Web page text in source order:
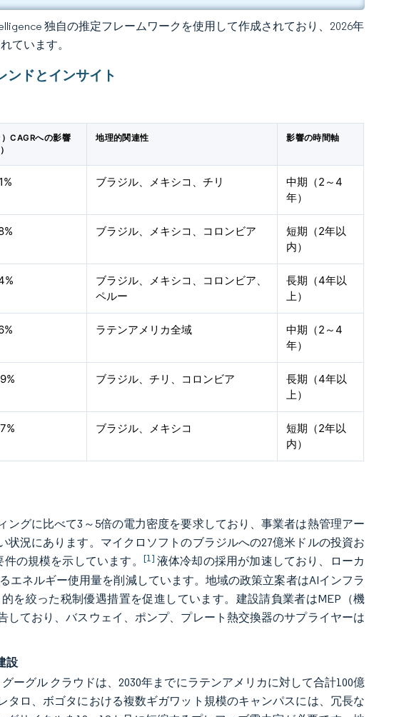
独自の推定フレームワークを使用して作成されており、2026年
ています。
ンドとインサイト
）CAGRへの影響
地理的関連性 影響の時間軸
ブラジル、メキシコ、チリ
中期（2～4
年）
ブラジル、メキシコ、コロンビア
短期（2年以
内）
ブラジル、メキシコ、コロンビア、
ペルー
長期（4年以
上）
ラテンアメリカ全域
中期（2～4
年）
ブラジル、チリ、コロンビア
長期（4年以
上）
ブラジル、メキシコ
短期（2年以
内）
グに比べて3～5倍の電力密度を要求しており、事業者は熱管理アー
況にあります。マイクロソフトのブラジルへの27億米ドルの投資お
の規模を示しています。 [1] 液体冷却の採用が加速しており、ローカ
エネルギー使用量を削減しています。地域の政策立案者はAIインフラ
を絞った税制優遇措置を促進しています。建設請負業者はMEP（機
ており、バスウェイ、ポンプ、プレート熱交換器のサプライヤーは
設
ーグル クラウドは、2030年までにラテンアメリカに対して合計100億
ロ、ボゴタにおける複数ギガワット規模のキャンパスには、冗長な